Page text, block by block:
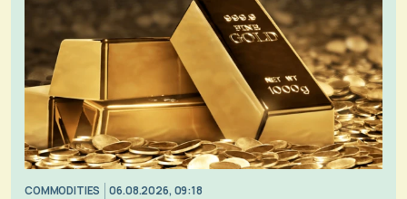
COMMODITIES 06.08.2026, 09:18